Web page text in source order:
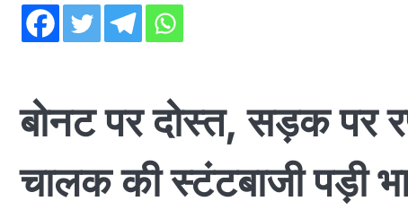
बोनट पर दोस्त, सड़क पर
चालक की स्टंटबाजी पड़ी